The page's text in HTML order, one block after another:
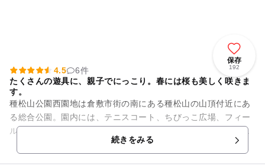
保存
192
4.5
6件
たくさんの遊具に、親子でにっこり。春には桜も美しく咲きま
す。
種松山公園西園地は倉敷市街の南にある種松山の山頂付近にあ
る総合公園。園内には、テニスコート、ちびっこ広場、フィー
ルドアスレチックの冒険の森の他、バラ園、ツツジ園、梅園
と、四季折々に楽しめる。なか...
続きをみる